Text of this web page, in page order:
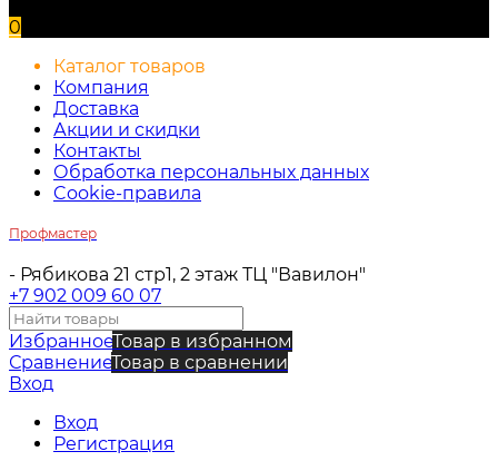
0
Каталог товаров
Компания
Доставка
Акции и скидки
Контакты
Обработка персональных данных
Cookie-правила
Профмастер
- Рябикова 21 стр1, 2 этаж ТЦ "Вавилон"
+7 902 009 60 07
ИзбранноеТовар в избранном
СравнениеТовар в сравнении
Вход
Вход
Регистрация